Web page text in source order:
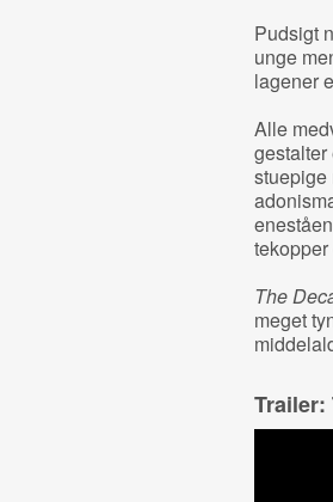
Pudsigt
unge
lagener
Alle
stuepige
The
meget
Trailer: